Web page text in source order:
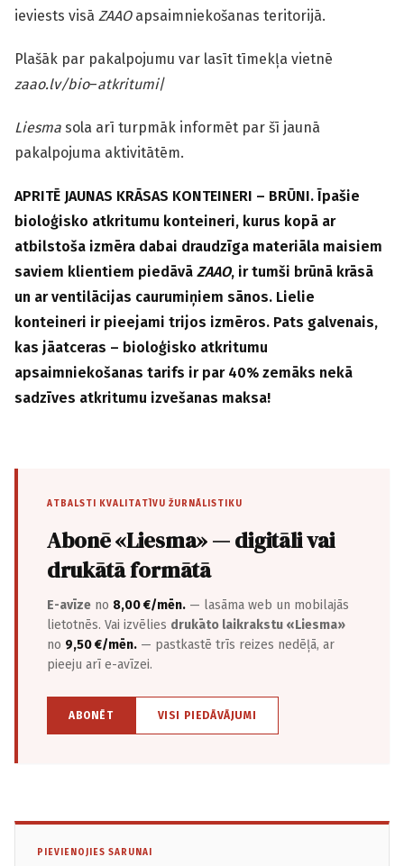
ieviests visā ZAAOapsaimniekošanas teritorijā.
Plašāk par pakalpojumu var lasīt tīmekļa vietnē
zaao.lv/bio–atkritumi/
Liesma sola arī turpmāk informēt par šī jaunā
pakalpojuma aktivitātēm.
APRITĒ JAUNAS KRĀSAS KONTEINERI – BRŪNI. Īpašie
bioloģisko atkritumu konteineri, kurus kopā ar
atbilstoša izmēra dabai draudzīga materiāla maisiem
saviem klientiem piedāvā ZAAO, ir tumši brūnā krāsā
un ar ventilācijas caurumiņiem sānos. Lielie
konteineri ir pieejami trijos izmēros. Pats galvenais,
kas jāatceras – bioloģisko atkritumu
apsaimniekošanas tarifs ir par 40% zemāks nekā
sadzīves atkritumu izvešanas maksa!
ATBALSTI KVALITATĪVU ŽURNĀLISTIKU
Abonē «Liesma» — digitāli vai
drukātā formātā
E-avīze no 8,00 €/mēn. — lasāma web un mobilajās
lietotnēs. Vai izvēlies drukāto laikrakstu «Liesma»
no 9,50 €/mēn. — pastkastē trīs reizes nedēļā, ar
pieeju arī e-avīzei.
ABONĒT VISI PIEDĀVĀJUMI
PIEVIENOJIES SARUNAI